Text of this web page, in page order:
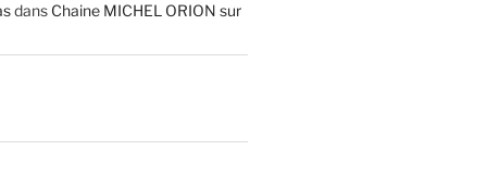
dans Chaine MICHEL ORION sur